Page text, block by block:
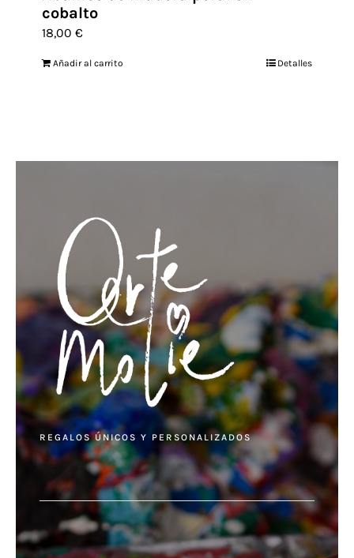
cobalto
18,00 €
Añadir al carrito Detalles
REGALOS ÚNICOS Y PERSONALIZADOS